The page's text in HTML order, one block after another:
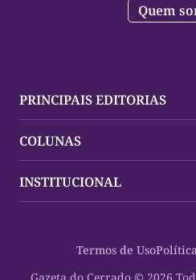
Quem
PRINCIPAIS EDITORIAS
Palmas
Mundo
Oportunidades
Cultura
COLUNAS
Policial
Planeta Vivo
Espaço Cidadania
INSTITUCIONAL
Termos de Uso